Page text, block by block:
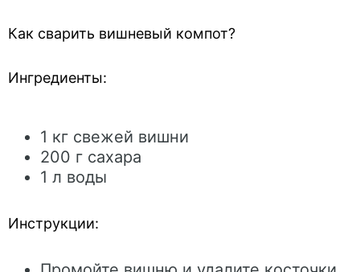
Как сварить вишневый компот?
Ингредиенты:
1 кг свежей вишни
200 г сахара
1 л воды
Инструкции: